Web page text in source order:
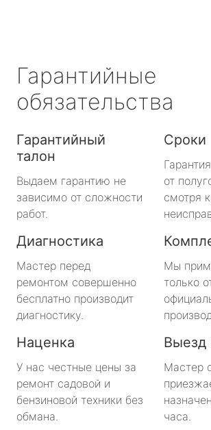
Гарантийные
обязательства
Гарантийный
талон
Выдаем гарантию не
зависимо от сложности
работ.
Сроки
от
смотря
Диагностика
Мастер перед
ремонтом совершенно
бесплатно производит
диагностику.
Мы
только
Наценка
У нас честные цены за
ремонт садовой и
бензиновой техники без
обмана.
Выезд
Мастер
часа.